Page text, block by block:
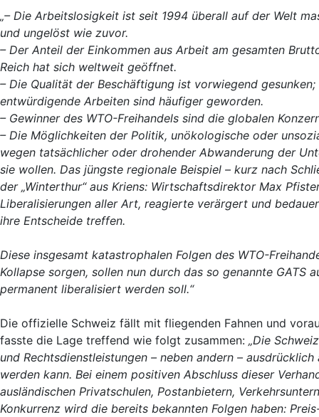
„– Die Arbeitslosigkeit ist seit 1994 überall auf der Welt
und ungelöst wie zuvor.
– Der Anteil der Einkommen aus Arbeit am gesamten
Reich hat sich weltweit geöffnet.
– Die Qualität der Beschäftigung ist vorwiegend
entwürdigende Arbeiten sind häufiger geworden.
– Gewinner des WTO-Freihandels sind die globalen
– Die Möglichkeiten der Politik, unökologische oder
wegen tatsächlicher oder drohender Abwanderung der
sie wollen. Das jüngste regionale Beispiel – kurz nach
der „Winterthur“ aus Kriens: Wirtschaftsdirektor Max
Liberalisierungen aller Art, reagierte verärgert und
ihre Entscheide treffen.
Diese insgesamt katastrophalen Folgen des WTO-
Kollapse sorgen, sollen nun durch das so genannte
permanent liberalisiert werden soll.“
Die offizielle Schweiz fällt mit fliegenden Fahnen und
fasste die Lage treffend wie folgt zusammen: „Die
und Rechtsdienstleistungen – neben andern –
werden kann. Bei einem positiven Abschluss dieser
ausländischen Privatschulen, Postanbietern,
Konkurrenz wird die bereits bekannten Folgen haben: